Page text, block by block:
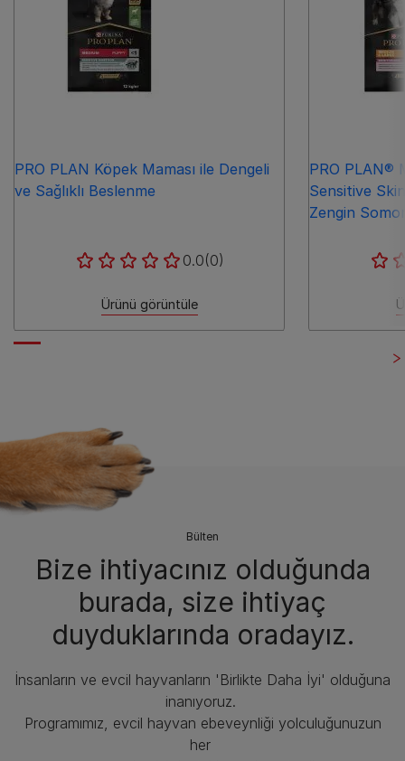
PRO PLAN Köpek Maması ile Dengeli
ve Sağlıklı Beslenme
0.0(0)
Ürünü görüntüle
PRO PLAN®
Sensitive
Zengin
Bülten
Bize ihtiyacınız olduğunda
burada, size ihtiyaç
duyduklarında oradayız.
İnsanların ve evcil hayvanların 'Birlikte Daha İyi' olduğuna
inanıyoruz.
Programımız, evcil hayvan ebeveynliği yolculuğunuzun
her